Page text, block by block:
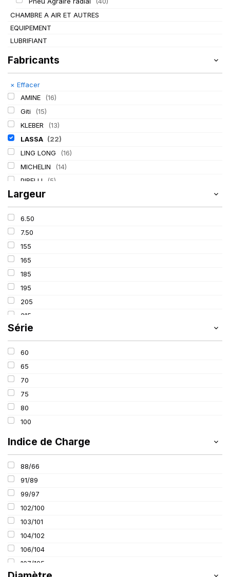
CHAMBRE A AIR ET AUTRES
EQUIPEMENT
LUBRIFIANT
Fabricants
× Effacer
AMINE
(16)
Giti
(15)
KLEBER
(13)
LASSA (22)
LING LONG
(16)
MICHELIN
(14)
PIRELLI
(5)
TIGAR (2)
Largeur
6.50
7.50
155
165
185
195
205
215
225
235
Série
60
65
70
75
80
100
Indice de Charge
88/66
91/89
99/97
102/100
103/101
104/102
106/104
107/105